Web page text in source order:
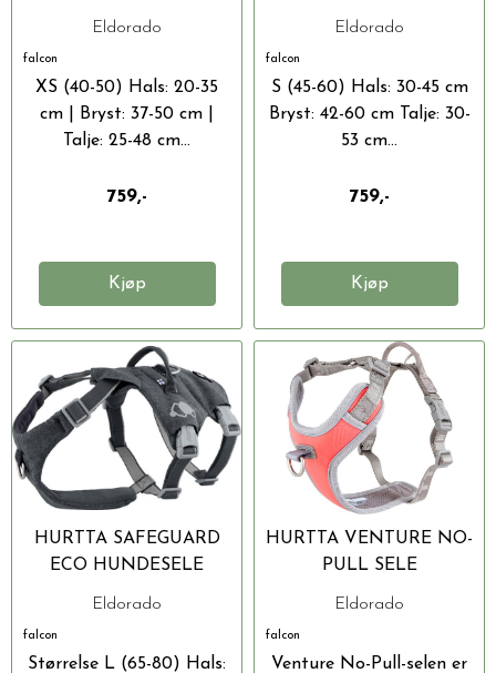
Eldorado
falcon
XS (40-50) Hals: 20-35
cm | Bryst: 37-50 cm |
Talje: 25-48 cm...
759,-
Kjøp
Eldorado
falcon
S (45-60) Hals: 30-45 cm
Bryst: 42-60 cm Talje: 30-
53 cm...
759,-
Kjøp
HURTTA SAFEGUARD
ECO HUNDESELE
Eldorado
falcon
Størrelse L (65-80) Hals:
HURTTA VENTURE NO-
PULL SELE
Eldorado
falcon
Venture No-Pull-selen er